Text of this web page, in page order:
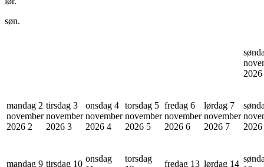
søn.
2026
mandag 2
november
2026 2
tirsdag 3
november
2026 3
onsdag 4
november
2026 4
torsdag 5
november
2026 5
fredag 6
november
2026 6
lørdag 7
november
2026 7
2026
mandag 9 tirsdag 10
onsdag
torsdag
fredag 13 lørdag 14